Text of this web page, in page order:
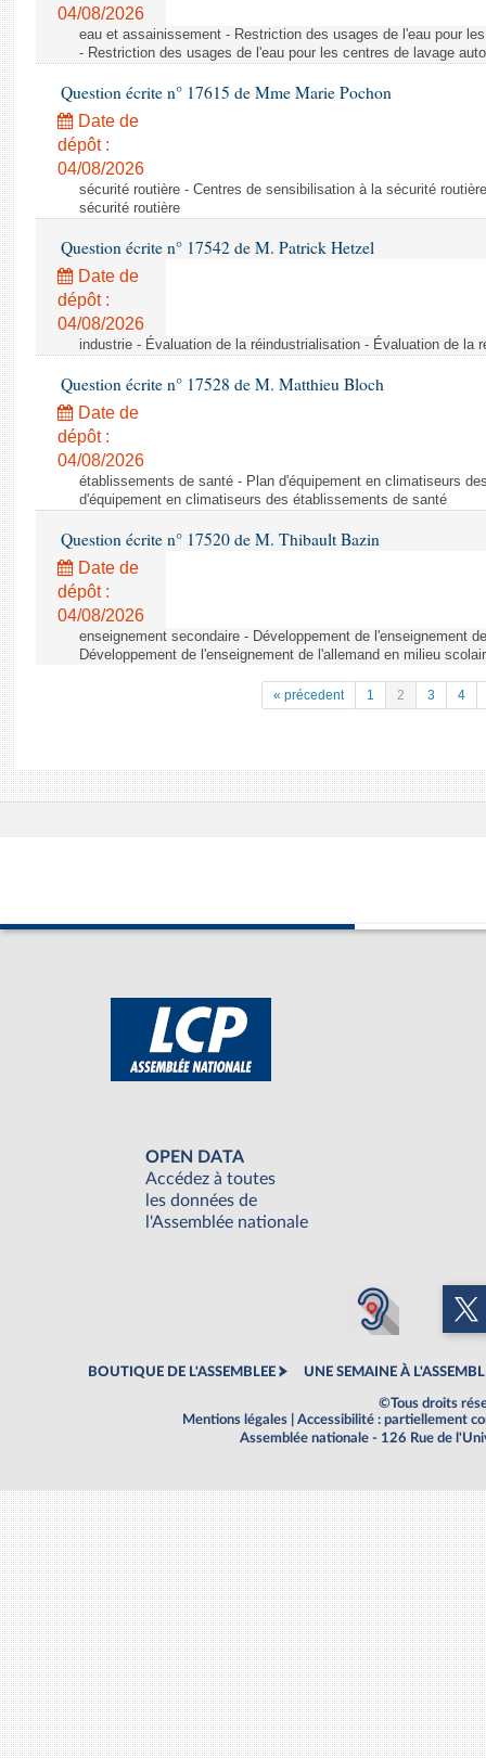
04/08/2026
eau et assainissement - Restriction des usages de l'eau pour
- Restriction des usages de l'eau pour les centres de lavage
Question écrite n° 17615 de Mme Marie Pochon
Date de
dépôt :
04/08/2026
sécurité routière - Centres de sensibilisation à la sécurité
sécurité routière
Question écrite n° 17542 de M. Patrick Hetzel
Date de
dépôt :
04/08/2026
industrie - Évaluation de la réindustrialisation - Évaluation de la
Question écrite n° 17528 de M. Matthieu Bloch
Date de
dépôt :
04/08/2026
établissements de santé - Plan d'équipement en climatiseurs
d'équipement en climatiseurs des établissements de santé
Question écrite n° 17520 de M. Thibault Bazin
Date de
dépôt :
04/08/2026
enseignement secondaire - Développement de l'enseignement
Développement de l'enseignement de l'allemand en milieu
« précedent 1 2 3 4
OPEN DATA
Accédez à toutes
les données de
l'Assemblée nationale
BOUTIQUE DE L'ASSEMBLEE UNE SEMAINE À
©Tous droits
Mentions légales
Accessibilité : partiellement
Assemblée nationale - 126 Rue de